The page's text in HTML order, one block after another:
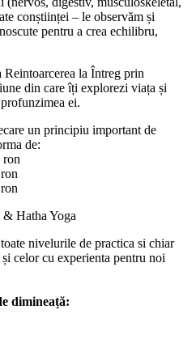
conștiinței – le observăm și
pentru a crea echilibru,
Reintoarcerea la Întreg prin
din care îți explorezi viața și
ei.
un principiu important de
de:
ron
Hatha Yoga
nivelurile de practica si chiar
celor cu experienta pentru noi
dimineață: